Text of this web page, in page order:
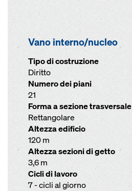
Vano interno/nucleo
Tipo di costruzione
Diritto
Numero dei piani
21
Forma a sezione trasversale
Rettangolare
Altezza edificio
120 m
Altezza sezioni di getto
3,6 m
Cicli di lavoro
7 - cicli al giorno